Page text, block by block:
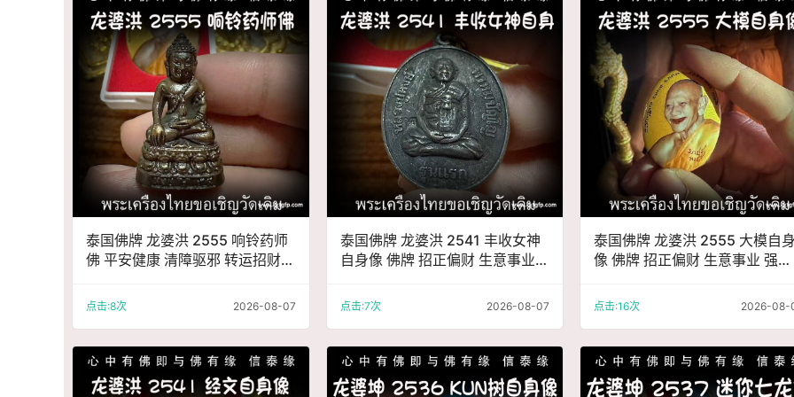
泰国佛牌 龙婆洪 2555 响铃药师
佛 平安健康 清障驱邪 转运招财
点击:8次 2026-08-07
泰国佛牌 龙婆洪 2541 丰收女神
自身像 佛牌 招正偏财 生意事业
点击:7次 2026-08-07
泰国佛牌 龙婆洪 2555 大模自
像 佛牌 招正偏财 生意事业 强力
点击:16次 2026-08-